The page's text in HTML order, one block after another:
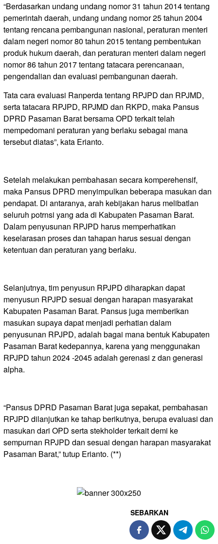
“Berdasarkan undang undang nomor 31 tahun 2014 tentang
pemerintah daerah, undang undang nomor 25 tahun 2004
tentang rencana pembangunan nasional, peraturan menteri
dalam negeri nomor 80 tahun 2015 tentang pembentukan
produk hukum daerah, dan peraturan menteri dalam negeri
nomor 86 tahun 2017 tentang tatacara perencanaan,
pengendalian dan evaluasi pembangunan daerah.
Tata cara evaluasi Ranperda tentang RPJPD dan RPJMD,
serta tatacara RPJPD, RPJMD dan RKPD, maka Pansus
DPRD Pasaman Barat bersama OPD terkait telah
mempedomani peraturan yang berlaku sebagai mana
tersebut diatas”, kata Erianto.
Setelah melakukan pembahasan secara komperehensif,
maka Pansus DPRD menyimpulkan beberapa masukan dan
pendapat. Di antaranya, arah kebijakan harus melibatlan
seluruh potrnsi yang ada di Kabupaten Pasaman Barat.
Dalam penyusunan RPJPD harus memperhatikan
keselarasan proses dan tahapan harus sesuai dengan
ketentuan dan peraturan yang berlaku.
Selanjutnya, tim penyusun RPJPD diharapkan dapat
menyusun RPJPD sesuai dengan harapan masyarakat
Kabupaten Pasaman Barat. Pansus juga memberikan
masukan supaya dapat menjadi perhatian dalam
penyusunan RPJPD, adalah bagai mana bentuk Kabupaten
Pasaman Barat kedepannya, karena yang menggunakan
RPJPD tahun 2024 -2045 adalah gerenasi z dan generasi
alpha.
“Pansus DPRD Pasaman Barat juga sepakat, pembahasan
RPJPD dilanjutkan ke tahap berikutnya, berupa evaluasi dan
masukan dari OPD serta stekholder terkait demi ke
sempurnan RPJPD dan sesuai dengan harapan masyarakat
Pasaman Barat,” tutup Erianto. (**)
SEBARKAN